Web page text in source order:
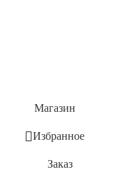
Магазин
Избранное
Заказ